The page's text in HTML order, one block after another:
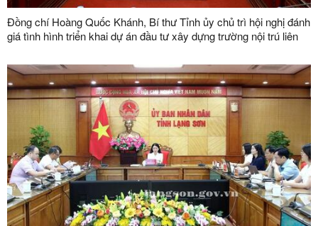
Đồng chí Hoàng Quốc Khánh, Bí thư Tỉnh ủy chủ trì hội nghị đánh
giá tình hình triển khai dự án đầu tư xây dựng trường nội trú liên